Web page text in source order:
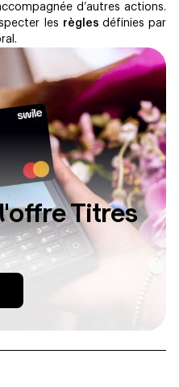
d’autres actions.
les règles définies par
Titres